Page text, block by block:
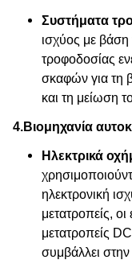
Συστήματα
ισχύος με βάση
τροφοδοσίας
σκαφών για τη
και τη μείωση
4.Βιομηχανία
Ηλεκτρικά
ηλεκτρονική
μετατροπείς,
μετατροπείς
συμβάλλει